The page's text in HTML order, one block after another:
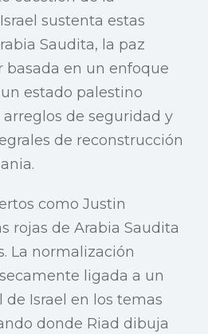
sustenta estas
Saudita, la paz
basada en un enfoque
estado palestino
de seguridad y
de reconstrucción
como Justin
rojas de Arabia Saudita
La normalización
ligada a un
Israel en los temas
donde Riad dibuja